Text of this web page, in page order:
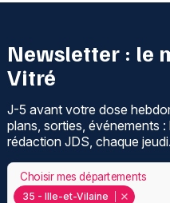
Newsletter : le
Vitré
J-5 avant votre dose
plans, sorties, événements
rédaction JDS, chaque jeudi.
35 - Ille-et-Vilaine
Choisir mes départements